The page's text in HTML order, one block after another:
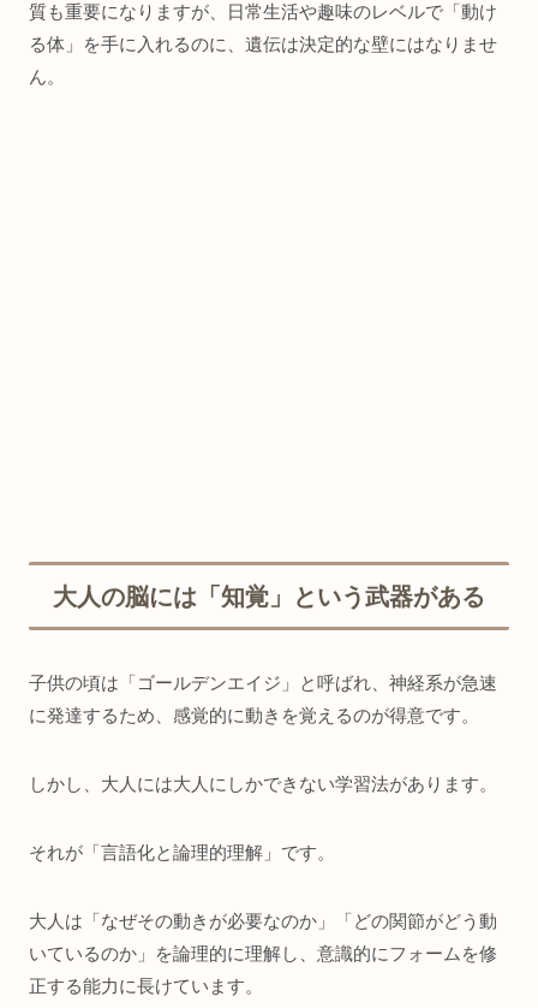
質も重要になりますが、日常生活や趣味のレベルで「動け
る体」を手に入れるのに、遺伝は決定的な壁にはなりませ
ん。
大人の脳には「知覚」という武器がある
子供の頃は「ゴールデンエイジ」と呼ばれ、神経系が急速
に発達するため、感覚的に動きを覚えるのが得意です。
しかし、大人には大人にしかできない学習法があります。
それが「言語化と論理的理解」です。
大人は「なぜその動きが必要なのか」「どの関節がどう動
いているのか」を論理的に理解し、意識的にフォームを修
正する能力に長けています。